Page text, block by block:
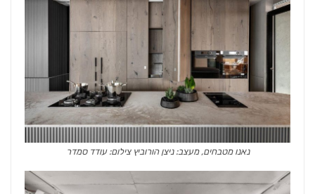
נאנו מטבחים, מעצב: ניצן הורוביץ צילום: עודד סמדר